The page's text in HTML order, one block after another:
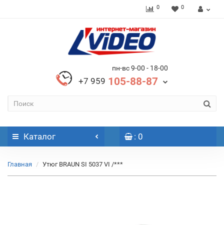
0 0
пн-вс 9-00 - 18-00
+7 959 105-88-87
Каталог : 0
Главная Утюг BRAUN SI 5037 VI /***